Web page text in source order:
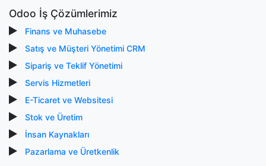
Odoo İş Çözümlerimiz
Finans ve Muhasebe
Satış ve Müşteri Yönetimi CRM
Sipariş ve Teklif Yönetimi
Servis Hizmetleri
E-Ticaret ve Websitesi
Stok ve Üretim
İnsan Kaynakları
Pazarlama ve Üretkenlik